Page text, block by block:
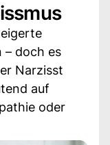
– doch es
Narzisst
auf
oder